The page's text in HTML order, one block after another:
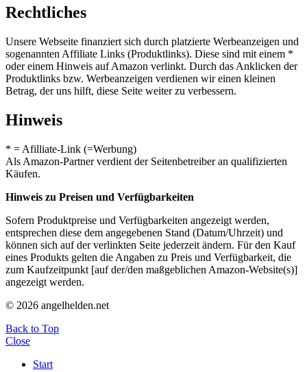
Rechtliches
Unsere Webseite finanziert sich durch platzierte Werbeanzeigen und
sogenannten Affiliate Links (Produktlinks). Diese sind mit einem *
oder einem Hinweis auf Amazon verlinkt. Durch das Anklicken der
Produktlinks bzw. Werbeanzeigen verdienen wir einen kleinen
Betrag, der uns hilft, diese Seite weiter zu verbessern.
Hinweis
* = Afilliate-Link (=Werbung)
Als Amazon-Partner verdient der Seitenbetreiber an qualifizierten
Käufen.
Hinweis zu Preisen und Verfügbarkeiten
Sofern Produktpreise und Verfügbarkeiten angezeigt werden,
entsprechen diese dem angegebenen Stand (Datum/Uhrzeit) und
können sich auf der verlinkten Seite jederzeit ändern. Für den Kauf
eines Produkts gelten die Angaben zu Preis und Verfügbarkeit, die
zum Kaufzeitpunkt [auf der/den maßgeblichen Amazon-Website(s)]
angezeigt werden.
© 2026 angelhelden.net
Back to Top
Close
Start